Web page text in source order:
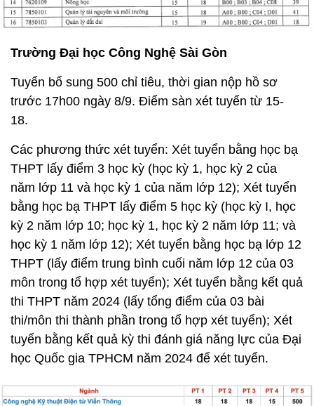
Trường Đại học Công Nghệ Sài Gòn
Tuyển bổ sung 500 chỉ tiêu, thời gian nộp hồ sơ
trước 17h00 ngày 8/9. Điểm sàn xét tuyển từ 15-
18.
Các phương thức xét tuyển: Xét tuyển bằng học bạ
THPT lấy điểm 3 học kỳ (học kỳ 1, học kỳ 2 của
năm lớp 11 và học kỳ 1 của năm lớp 12); Xét tuyển
bằng học bạ THPT lấy điểm 5 học kỳ (học kỳ I, học
kỳ 2 năm lớp 10; học kỳ 1, học kỳ 2 năm lớp 11; và
học kỳ 1 năm lớp 12); Xét tuyển bằng học bạ lớp 12
THPT (lấy điểm trung bình cuối năm lớp 12 của 03
môn trong tổ hợp xét tuyển); Xét tuyển bằng kết quả
thi THPT năm 2024 (lấy tổng điểm của 03 bài
thi/môn thi thành phần trong tổ hợp xét tuyển); Xét
tuyển bằng kết quả kỳ thi đánh giá năng lực của Đại
học Quốc gia TPHCM năm 2024 để xét tuyển.